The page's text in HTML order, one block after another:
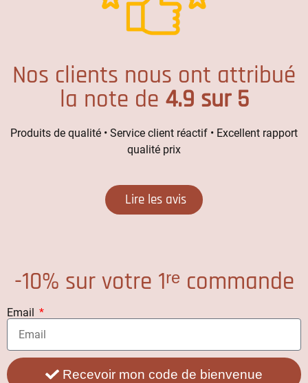
Nos clients nous ont attribué
la note de 4.9 sur 5
Produits de qualité • Service client réactif • Excellent rapport
qualité prix
Lire les avis
-10% sur votre 1ʳᵉ commande
Email
Recevoir mon code de bienvenue